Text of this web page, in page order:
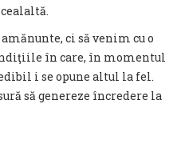
ci să venim cu o
în care, în momentul
i se opune altul la fel.
să genereze încredere la